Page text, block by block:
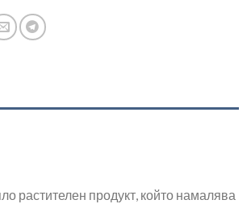
растителен продукт, който намалява